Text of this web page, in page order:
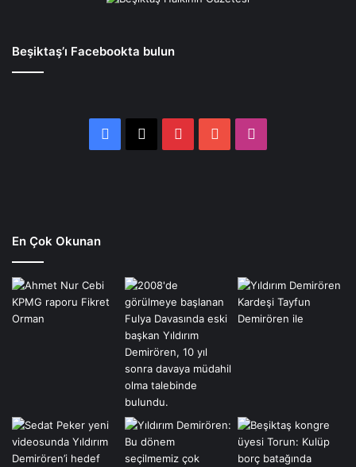
Beşiktaş’ı Facebookta bulun
Facebook
X PinterestYouTube
En Çok Okunan